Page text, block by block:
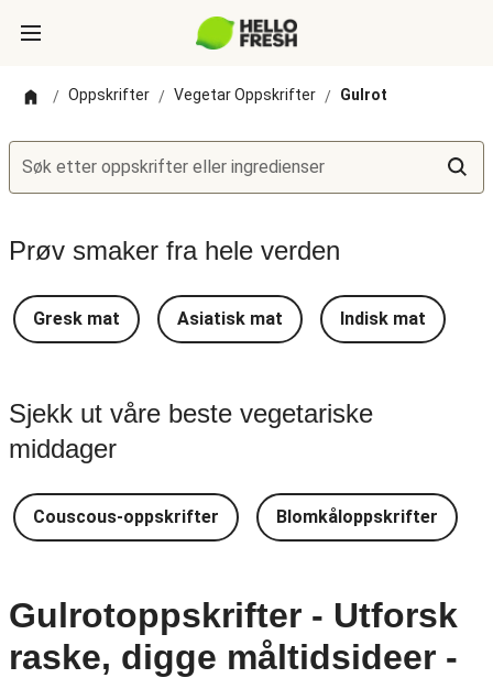
/ Oppskrifter / Vegetar Oppskrifter / Gulrot
Søk etter oppskrifter eller ingredienser
Prøv smaker fra hele verden
Gresk mat Asiatisk mat Indisk mat
Sjekk ut våre beste vegetariske
middager
Couscous-oppskrifter Blomkåloppskrifter
Gulrotoppskrifter - Utforsk
raske, digge måltidsideer -